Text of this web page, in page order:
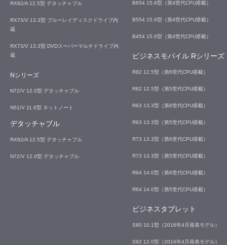
RX82/A 12.5型 デタッチャブル
RX73/V 13.3型 ブルーレイディスクドライブ内
蔵
RX73/V 13.3型 DVDスーパーマルチドライブ内
蔵
Nシリーズ
N72/V 12.0型 デタッチャブル
N51/V 11.6型 ネットノート
デタッチャブル
RX82/A 12.5型 デタッチャブル
N72/V 12.0型 デタッチャブル
B654 15.6型（第4世代CPU搭載）
B554 15.6型（第4世代CPU搭載）
B454 15.6型（第4世代CPU搭載）
ビジネスモバイル Rシリーズ
R82 12.5型（第6世代CPU搭載）
R82 12.5型（第5世代CPU搭載）
R63 13.3型（第6世代CPU搭載）
R63 13.3型（第5世代CPU搭載）
R73 13.3型（第6世代CPU搭載）
R73 13.3型（第5世代CPU搭載）
R64 14.0型（第6世代CPU搭載）
R64 14.0型（第5世代CPU搭載）
ビジネスタブレット
S80 10.1型（2016年4月発表モデル）
S92 12.0型（2016年4月発表モデル）